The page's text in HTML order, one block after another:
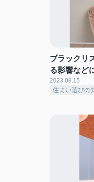
ブラックリ
る影響など
2023.08.15
住まい選びの